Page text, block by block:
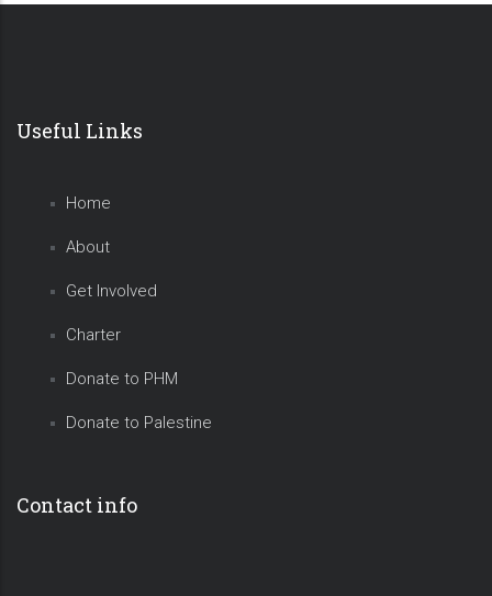
Useful Links
Home
About
Get Involved
Charter
Donate to PHM
Donate to Palestine
Contact info